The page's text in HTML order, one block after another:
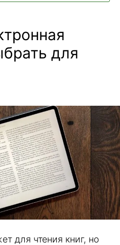
для
для чтения книг, но